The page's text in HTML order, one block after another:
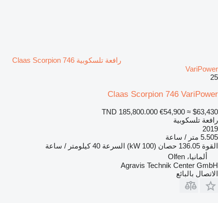
رافعة تلسكوبية Claas Scorpion 746
VariPower
25
Claas Scorpion 746 VariPower
TND 185,800.000 €54,900 ≈ $63,430
رافعة تلسكوبية
2019
5.505 متر / ساعة
القوة 136.05 حصان (100 kW) السرعة 40 كيلومتر / ساعة
ألمانيا، Olfen
Agravis Technik Center GmbH
الاتصال بالبائع